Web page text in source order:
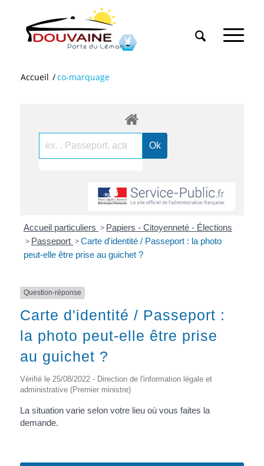
Accueil /co-marquage
Accueil particuliers > Papiers - Citoyenneté - Élections
> Passeport >Carte d'identité / Passeport : la photo
peut-elle être prise au guichet ?
Question-réponse
Carte d'identité / Passeport :
la photo peut-elle être prise
au guichet ?
Vérifié le 25/08/2022 - Direction de l'information légale et
administrative (Premier ministre)
La situation varie selon votre lieu où vous faites la
demande.